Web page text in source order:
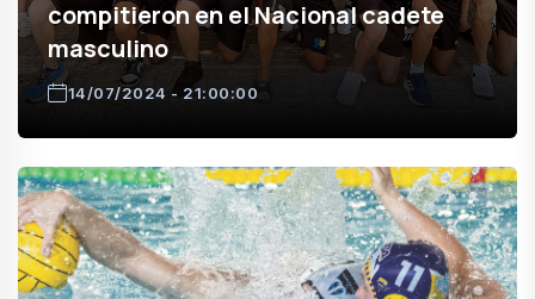
compitieron en el Nacional cadete
masculino
14/07/2024 - 21:00:00